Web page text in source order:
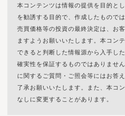
う。何年後にいくら貯めたいか具体的
ある場合は、以下の計算式で求められ
が何％かによって金額は異なりますが
は300万円に運用益も加わるでしょう
以下の利回りで運用できたと仮定すれ
立てることが可能です。このように、投
標や目標金額を明確化することで、月々
てるべき金額を把握できるでしょう。
は長期的な運用による複利効果で資産
く貯められるため、少額でも早くから始
損失が出た場合は相殺されます。一般
定口座で使えるこの損益通算の仕組み
時に通常かかる約20％の税金を支払っ
ので、相殺しようがありません。これ
でも同様のデメリットがありました。
内だけでなく、一般口座や特定口座で利
い点も併せて注意しましょう。2024年
NISAでは投資期間や非課税保有期間の
くなったために、投資対象の選定が甘く
｜楽天証券実店舗での対面相談と聞く
相談料や手数料がかかるのでは」と不
ザへの資産運用の相談に費用はかかり
その理由は、顧客が取引を行った際に
である金融商品取引業者（楽天証券な
支払われる報酬によって運営されている
オの作成に対して、顧客が別途相談料
払う必要はありません。※お取引内容
は、ネット完結の手数料とは異なるアド
生活費の支払いや納税などの予定に合
ある程度残高を残しておくと安心です
産運用です。債券とは国や地方公共団
などが資金を集めるために発行する有
で、利息と償還の日が決まっている商
預貯金と比較すると高い利回りが期待
は、こちらの記事を参考にしてくださ
投資とは国や企業の債券を使った投資
特徴をわかりやすく解説保険商品は大き
資ではなく一括投資したいケースも成
での運用がおすすめです。 非課税とい
トはどんなに利益が出ても税金が取ら
いうことです。積立投資という形で成
を使うことも可能ですが、個別株式や
（アクティブ型の株式投信）に一括投
て、高いパフォーマンスを目指すのも
一括投資は積立投資よりリスクが高ま
自身のリスク許容度とのバランスを見
てもらえればと思います。「つみたて投
本コンテンツは情報の提供を目的と
を勧誘する目的で、作成したもので
売買価格等の投資の最終決定は、お
ますようお願いいたします。本コン
できると判断した情報源から入手し
確実性を保証するものではありませ
に関するご質問・ご照会等にはお答
了承お願いいたします。また、本コ
なしに変更することがあります。